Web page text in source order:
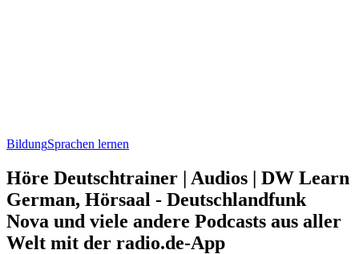
BildungSprachen lernen
Höre Deutschtrainer | Audios | DW Learn
German, Hörsaal - Deutschlandfunk
Nova und viele andere Podcasts aus aller
Welt mit der radio.de-App